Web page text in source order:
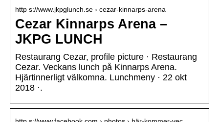
http s://www.jkpglunch.se › cezar-kinnarps-arena
Cezar Kinnarps Arena –
JKPG LUNCH
Restaurang Cezar, profile picture · Restaurang
Cezar. Veckans lunch på Kinnarps Arena.
Hjärtinnerligt välkomna. Lunchmeny · 22 okt
2018 ·.